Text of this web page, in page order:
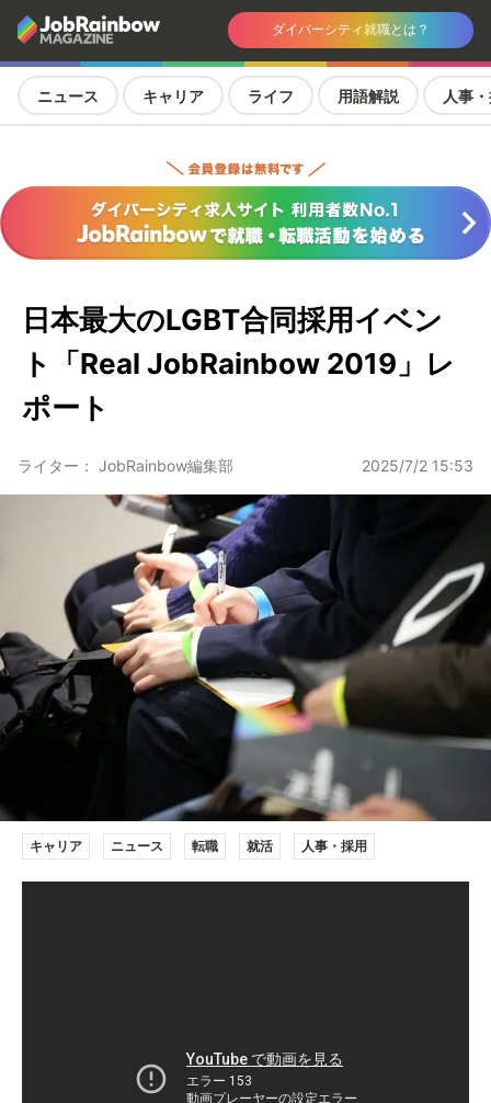
ダイバーシティ就職とは？
ニュース キャリア ライフ 用語解説 人事
日本最大のLGBT合同採用イベン
ト「Real JobRainbow 2019」レ
ポート
ライター： JobRainbow編集部 2025/7/2 15:53
キャリア ニュース 転職 就活 人事・採用